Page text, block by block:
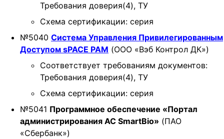
Требования доверия(4), ТУ
Схема сертификации: серия
№5040 Система Управления Привилегированным
Доступом sPACE PAM (ООО «Вэб Контрол ДК»)
Соответствует требованиям документов:
Требования доверия(4), ТУ
Схема сертификации: серия
№5041 Программное обеспечение «Портал
администрирования АС SmartBio» (ПАО
«Сбербанк»)